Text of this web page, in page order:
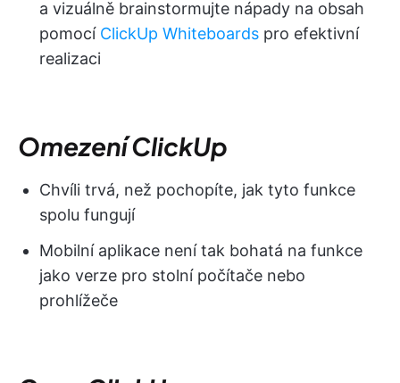
a vizuálně brainstormujte nápady na obsah
pomocí ClickUp Whiteboards pro efektivní
realizaci
Omezení ClickUp
Chvíli trvá, než pochopíte, jak tyto funkce
spolu fungují
Mobilní aplikace není tak bohatá na funkce
jako verze pro stolní počítače nebo
prohlížeče